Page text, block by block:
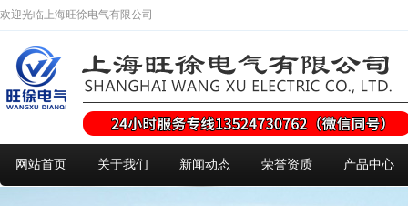
欢迎光临上海旺徐电气有限公司
网站首页 关于我们 新闻动态 荣誉资质 产品中心